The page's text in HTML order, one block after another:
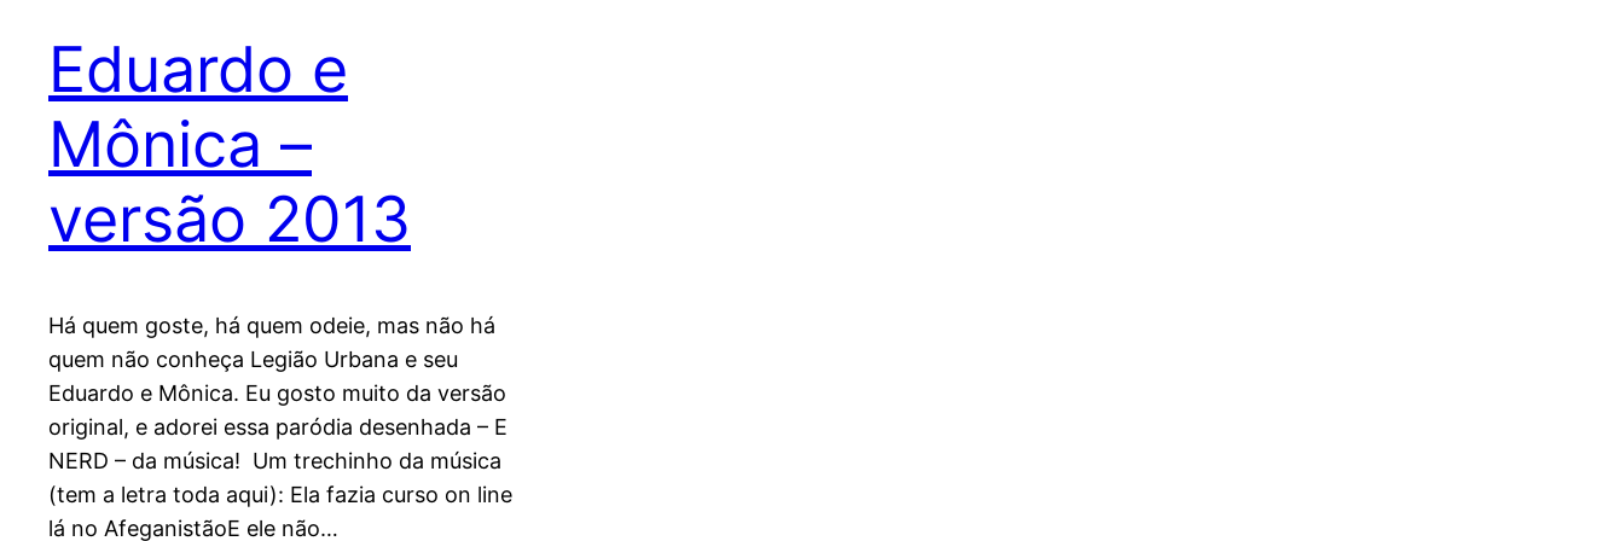
Eduardo e
Mônica –
versão 2013
Há quem goste, há quem odeie, mas não há
quem não conheça Legião Urbana e seu
Eduardo e Mônica. Eu gosto muito da versão
original, e adorei essa paródia desenhada – E
NERD – da música! Um trechinho da música
(tem a letra toda aqui): Ela fazia curso on line
lá no AfeganistãoE ele não…